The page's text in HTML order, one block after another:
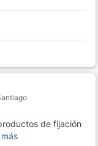
de fijación